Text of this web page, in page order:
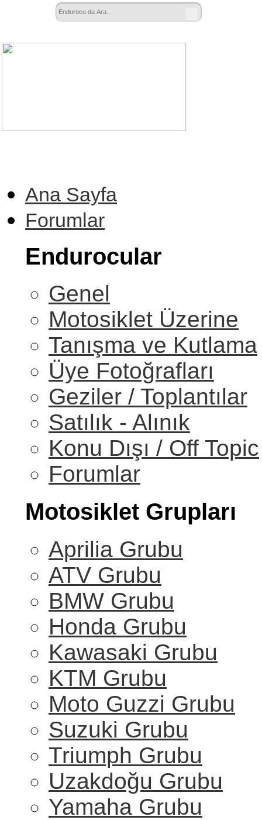
Ana Sayfa
Forumlar
Endurocular
Genel
Motosiklet Üzerine
Tanışma ve Kutlama
Üye Fotoğrafları
Geziler / Toplantılar
Satılık - Alınık
Konu Dışı / Off Topic
Forumlar
Motosiklet Grupları
Aprilia Grubu
ATV Grubu
BMW Grubu
Honda Grubu
Kawasaki Grubu
KTM Grubu
Moto Guzzi Grubu
Suzuki Grubu
Triumph Grubu
Uzakdoğu Grubu
Yamaha Grubu